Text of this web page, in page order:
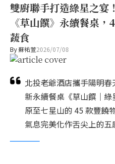
雙廚聯手打造綠星之宴
《草山饌》永續餐桌
蔬食
By蘇祐萱2026/07/08
北投老爺酒店攜手陽明
新永續餐桌《草山饌｜
原至七星山的 45 款豐饒
氣息完美化作舌尖上的五